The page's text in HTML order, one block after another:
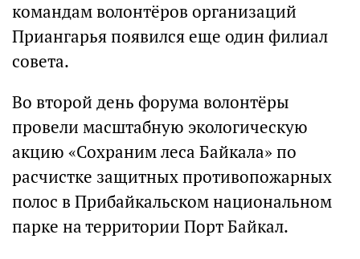
командам волонтёров организаций
Приангарья появился еще один филиал
совета.
Во второй день форума волонтёры
провели масштабную экологическую
акцию «Сохраним леса Байкала» по
расчистке защитных противопожарных
полос в Прибайкальском национальном
парке на территории Порт Байкал.